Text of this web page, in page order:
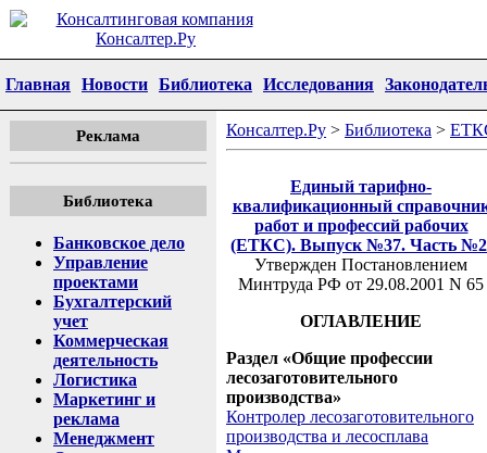
Главная Новости Библиотека Исследования
Реклама
Библиотека
Банковское дело
Управление
проектами
Бухгалтерский
учет
Коммерческая
деятельность
Логистика
Маркетинг и
реклама
Менеджмент
Консалтер.Ру > Библиотека >
Единый тарифно-
квалификационный
работ и профессий рабочих
(ЕТКС). Выпуск №37. Часть
Утвержден Постановлением
Минтруда РФ от 29.08.2001 N 65
ОГЛАВЛЕНИЕ
Раздел «Общие профессии
лесозаготовительного
производства»
Контролер лесозаготовительного
производства и лесосплава